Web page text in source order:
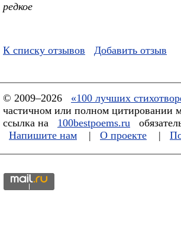
редкое
К списку отзывов Добавить отзыв
© 2009–2026 «100 лучших
частичном или полном цитировании
ссылка на
100bestpoems.ru
Напишите нам
| О проекте |